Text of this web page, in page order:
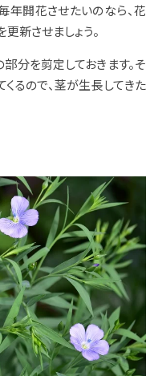
年開花させたいのなら、花
新させましょう。
分を剪定しておきます。そ
るので、茎が生長してきた